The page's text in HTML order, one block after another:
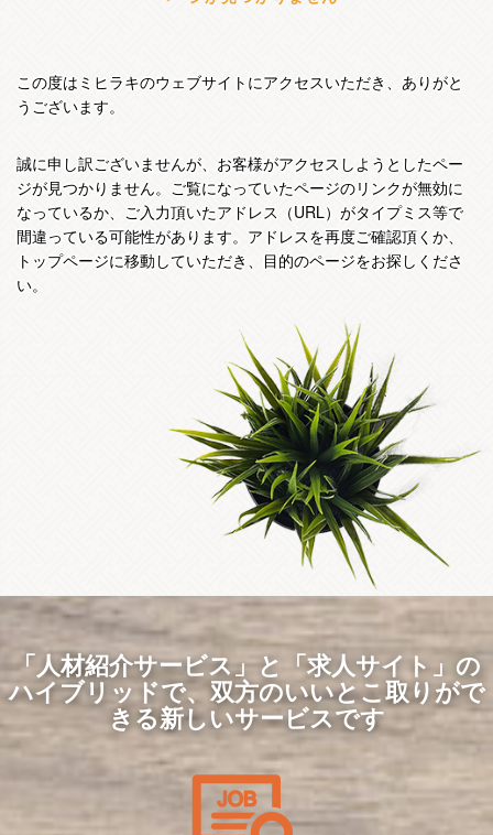
この度はミヒラキのウェブサイトにアクセスいただき、ありがと
うございます。
誠に申し訳ございませんが、お客様がアクセスしようとしたペー
ジが見つかりません。ご覧になっていたページのリンクが無効に
なっているか、ご入力頂いたアドレス（URL）がタイプミス等で
間違っている可能性があります。アドレスを再度ご確認頂くか、
トップページに移動していただき、目的のページをお探しくださ
い。
「人材紹介サービス」と「求人サイト」の
ハイブリッドで、双方のいいとこ取りがで
きる新しいサービスです